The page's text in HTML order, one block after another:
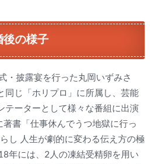
後の様子
・披露宴を行った丸岡いずみさ
同じ「ホリプロ」に所属し、芸能
テーターとして様々な番組に出演
書「仕事休んでうつ地獄に行っ
し 人生が劇的に変わる伝え方の極
年には、2人の凍結受精卵を用い